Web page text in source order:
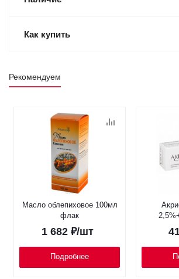
Как купить
Рекомендуем
Масло облепиховое 100мл
флак
1 682 ₽/шт
Подробнее